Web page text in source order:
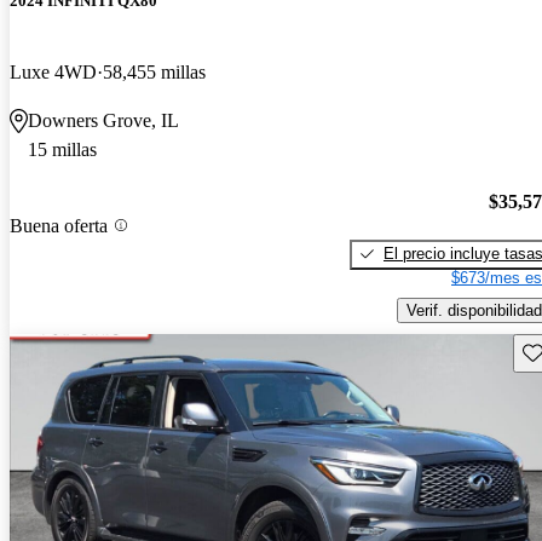
Luxe 4WD 58,455 millas
Downers Grove, IL
15 millas
Buena oferta
El precio incluye tasas
$673/mes
Verif. disponibilidad